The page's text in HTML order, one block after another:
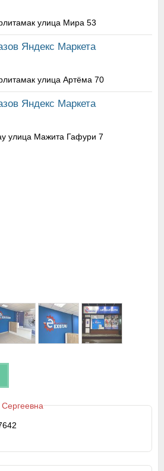
улица Мира 53
Яндекс Маркета
улица Артёма 70
Яндекс Маркета
улица Мажита Гафури 7